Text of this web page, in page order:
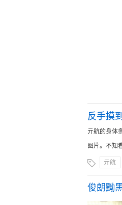
反手摸
亓航的身体
图片。不知
亓航
俊朗黝